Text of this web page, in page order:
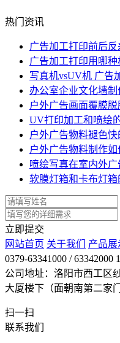
热门资讯
广告加工打印前后
广告加工打印用哪
写真机vsUV机 广告
办公室企业文化墙制
户外广告画面覆膜
UV打印加工和喷绘
户外广告物料褪色
户外广告物料制作如
喷绘写真在室内外广
软膜灯箱和卡布灯箱
立即提交
网站首页 关于我们 产品展
0379-63341000 / 63342000
公司地址：洛阳市西工区
大厦楼下（面朝南第二家
扫一扫
联系我们